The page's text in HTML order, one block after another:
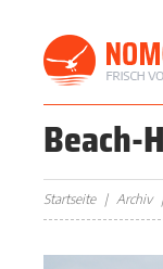
Beach-
Startseite Archiv